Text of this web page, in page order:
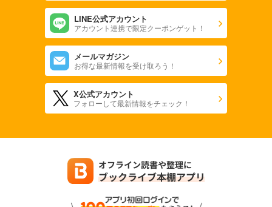
LINE公式アカウント
アカウント連携で限定クーポンゲット！
メールマガジン
お得な最新情報を受け取ろう！
X公式アカウント
フォローして最新情報をチェック！